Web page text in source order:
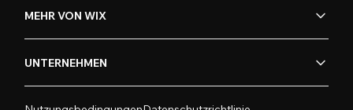
MEHR VON WIX
UNTERNEHMEN